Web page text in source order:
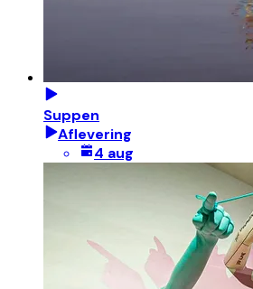
Suppen
Aflevering
4 aug